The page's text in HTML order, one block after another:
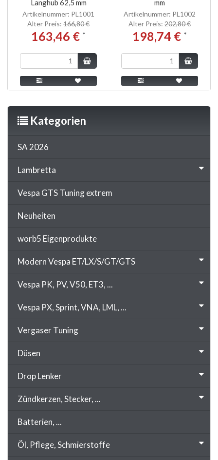
Langhub 62,5 mm
Artikelnummer: PL1001
Alter Preis: 166,80 €
163,46 € *
mm
Artikelnummer: PL1002
Alter Preis: 202,80 €
198,74 € *
Kategorien
SA 2026
Lambretta
Vespa GTS Tuning extrem
Neuheiten
worb5 Eigenprodukte
Modern Vespa ET/LX/S/GT/GTS
Vespa PK, PV, V50, ET3, ...
Vespa PX, Sprint, VNA, LML, ...
Vergaser Tuning
Düsen
Drop Lenker
Zündkerzen, Stecker, ...
Batterien, ...
Öl, Pflege, Schmierstoffe